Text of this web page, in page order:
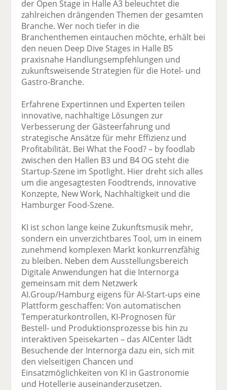
der Open Stage in Halle A3 beleuchtet die
zahlreichen drängenden Themen der gesamten
Branche. Wer noch tiefer in die
Branchenthemen eintauchen möchte, erhält bei
den neuen Deep Dive Stages in Halle B5
praxisnahe Handlungsempfehlungen und
zukunftsweisende Strategien für die Hotel- und
Gastro-Branche.
Erfahrene Expertinnen und Experten teilen
innovative, nachhaltige Lösungen zur
Verbesserung der Gästeerfahrung und
strategische Ansätze für mehr Effizienz und
Profitabilität. Bei What the Food? – by foodlab
zwischen den Hallen B3 und B4 OG steht die
Startup-Szene im Spotlight. Hier dreht sich alles
um die angesagtesten Foodtrends, innovative
Konzepte, New Work, Nachhaltigkeit und die
Hamburger Food-Szene.
KI ist schon lange keine Zukunftsmusik mehr,
sondern ein unverzichtbares Tool, um in einem
zunehmend komplexen Markt konkurrenzfähig
zu bleiben. Neben dem Ausstellungsbereich
Digitale Anwendungen hat die Internorga
gemeinsam mit dem Netzwerk
AI.Group/Hamburg eigens für AI-Start-ups eine
Plattform geschaffen: Von automatischen
Temperaturkontrollen, KI-Prognosen für
Bestell- und Produktionsprozesse bis hin zu
interaktiven Speisekarten – das AICenter lädt
Besuchende der Internorga dazu ein, sich mit
den vielseitigen Chancen und
Einsatzmöglichkeiten von KI in Gastronomie
und Hotellerie auseinanderzusetzen.